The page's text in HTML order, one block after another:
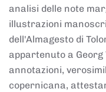
analisi delle note
illustrazioni
dell'Almagesto di
appartenuto a Georg
annotazioni,
copernicana,